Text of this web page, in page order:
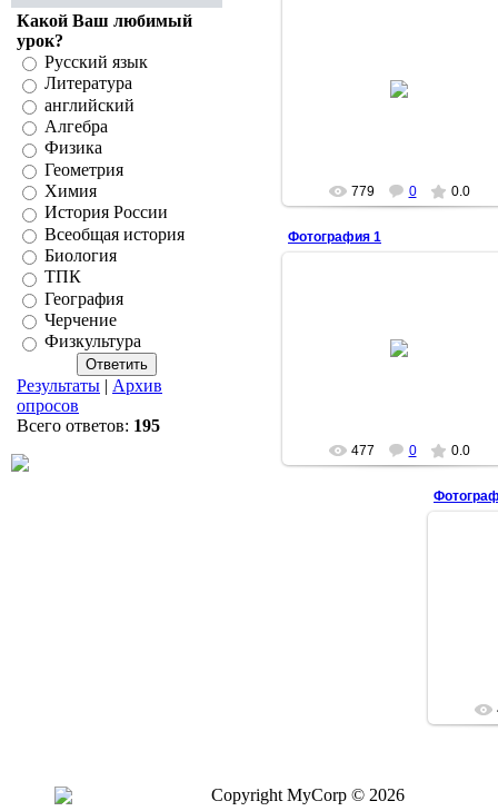
Какой Ваш любимый
урок?
Русский язык
Литература
английский
Алгебра
Физика
Геометрия
Химия
История России
Всеобщая история
Биология
ТПК
География
Черчение
Физкультура
Результаты | Архив
опросов
Всего ответов: 195
779 0 0.0
Фотография 1
477 0 0.0
Copyright MyCorp © 2026